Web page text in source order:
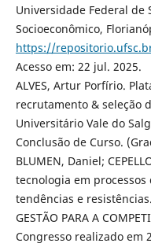
Universidade Federal de
Socioeconômico,
https://
Acesso em: 22 jul. 2025.
ALVES, Artur Porfírio.
recrutamento & seleção
Universitário Vale do
Conclusão de Curso.
BLUMEN, Daniel;
tecnologia em
tendências e resistências.
GESTÃO PARA A
Congresso realizado em